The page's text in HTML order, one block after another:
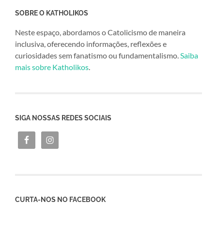
SOBRE O KATHOLIKOS
Neste espaço, abordamos o Catolicismo de maneira
inclusiva, oferecendo informações, reflexões e
curiosidades sem fanatismo ou fundamentalismo.Saiba
mais sobre Katholikos.
SIGA NOSSAS REDES SOCIAIS
CURTA-NOS NO FACEBOOK